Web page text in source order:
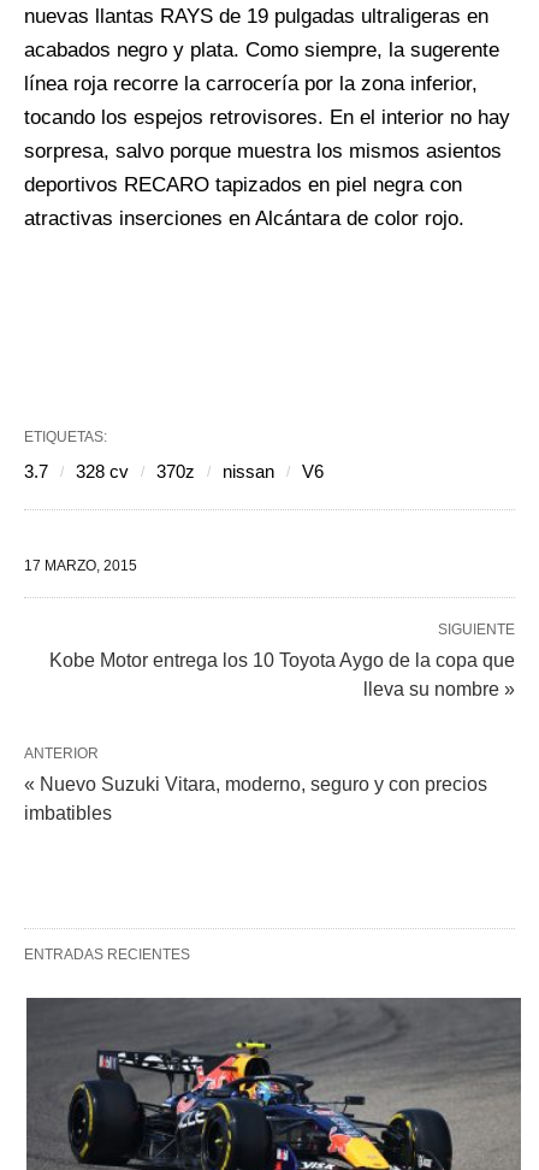
nuevas llantas RAYS de 19 pulgadas ultraligeras en
acabados negro y plata. Como siempre, la sugerente
línea roja recorre la carrocería por la zona inferior,
tocando los espejos retrovisores. En el interior no hay
sorpresa, salvo porque muestra los mismos asientos
deportivos RECARO tapizados en piel negra con
atractivas inserciones en Alcántara de color rojo.
ETIQUETAS:
3.7 328 cv 370z nissan V6
17 MARZO, 2015
SIGUIENTE
Kobe Motor entrega los 10 Toyota Aygo de la copa que
lleva su nombre »
ANTERIOR
« Nuevo Suzuki Vitara, moderno, seguro y con precios
imbatibles
ENTRADAS RECIENTES